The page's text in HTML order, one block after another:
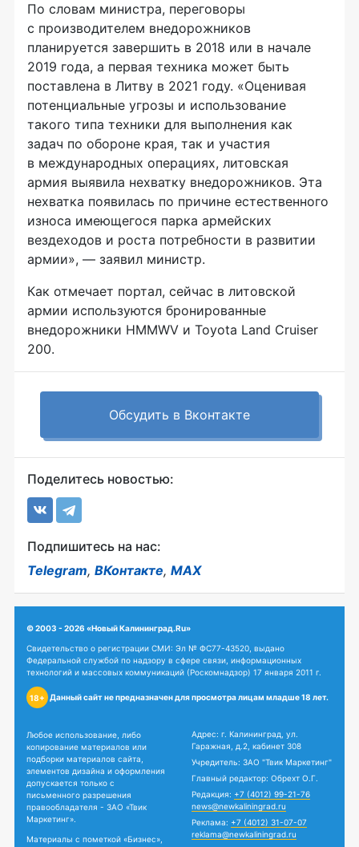
По словам министра, переговоры
с производителем внедорожников
планируется завершить в 2018 или в начале
2019 года, а первая техника может быть
поставлена в Литву в 2021 году. «Оценивая
потенциальные угрозы и использование
такого типа техники для выполнения как
задач по обороне края, так и участия
в международных операциях, литовская
армия выявила нехватку внедорожников. Эта
нехватка появилась по причине естественного
износа имеющегося парка армейских
вездеходов и роста потребности в развитии
армии», — заявил министр.
Как отмечает портал, сейчас в литовской
армии используются бронированные
внедорожники HMMWV и Toyota Land Cruiser
200.
Обсудить в Вконтакте
Поделитесь новостью:
Подпишитесь на нас:
Telegram, ВКонтакте, MAX
© 2003 - 2026 «Новый Калининград.Ru»
Свидетельство о регистрации СМИ: Эл № ФС77-43520, выдано
Федеральной службой по надзору в сфере связи, информационных
технологий и массовых коммуникаций (Роскомнадзор) 17 января 2011 г.
18+ Данный сайт не предназначен для просмотра лицам младше 18 лет.
Любое использование, либо
копирование материалов или
подборки материалов сайта,
элементов дизайна и оформления
допускается только с
письменного разрешения
правообладателя - ЗАО «Твик
Маркетинг».
Материалы с пометкой «Бизнес»,
Адрес: г. Калининград, ул.
Гаражная, д.2, кабинет 308
Учредитель: ЗАО "Твик Маркетинг"
Главный редактор: Обрехт О.Г.
Редакция: +7 (4012) 99-21-76
news@newkaliningrad.ru
Реклама: +7 (4012) 31-07-07
reklama@newkaliningrad.ru